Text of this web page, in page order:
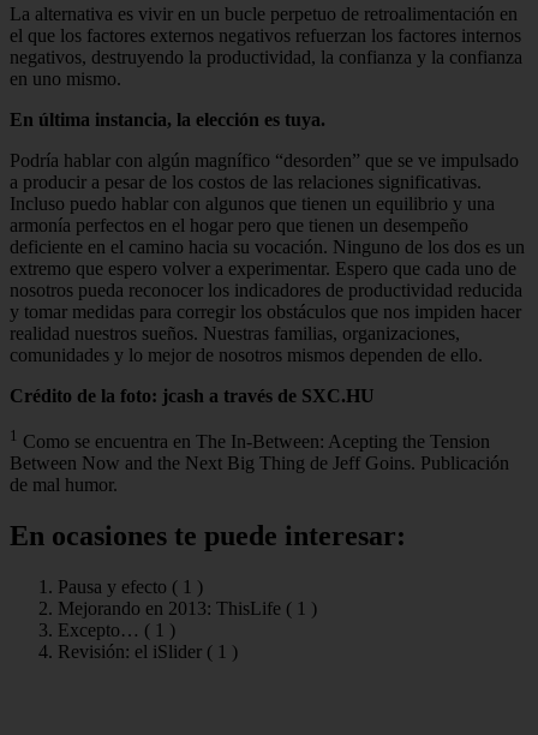
La alternativa es vivir en un bucle perpetuo de retroalimentación en
el que los factores externos negativos refuerzan los factores internos
negativos, destruyendo la productividad, la confianza y la confianza
en uno mismo.
En última instancia, la elección es tuya.
Podría hablar con algún magnífico “desorden” que se ve impulsado
a producir a pesar de los costos de las relaciones significativas.
Incluso puedo hablar con algunos que tienen un equilibrio y una
armonía perfectos en el hogar pero que tienen un desempeño
deficiente en el camino hacia su vocación. Ninguno de los dos es un
extremo que espero volver a experimentar. Espero que cada uno de
nosotros pueda reconocer los indicadores de productividad reducida
y tomar medidas para corregir los obstáculos que nos impiden hacer
realidad nuestros sueños. Nuestras familias, organizaciones,
comunidades y lo mejor de nosotros mismos dependen de ello.
Crédito de la foto: jcash a través de SXC.HU
1 Como se encuentra en The In-Between: Acepting the Tension
Between Now and the Next Big Thing de Jeff Goins. Publicación
de mal humor.
En ocasiones te puede interesar:
Pausa y efecto ( 1 )
Mejorando en 2013: ThisLife ( 1 )
Excepto… ( 1 )
Revisión: el iSlider ( 1 )